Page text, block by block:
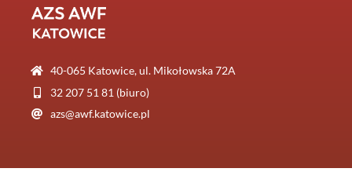
40-065 Katowice, ul. Mikołowska 72A
32 207 51 81 (biuro)
azs@awf.katowice.pl